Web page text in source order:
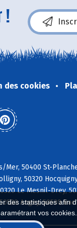
des statistiques afin
vos
!
des cookies
50400 St-
50320
Le Mesnil-Drey,
Angey, 50530